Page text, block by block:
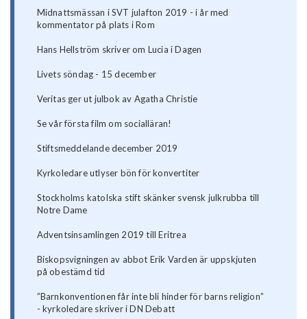
Midnattsmässan i SVT julafton 2019 - i år med
kommentator på plats i Rom
Hans Hellström skriver om Lucia i Dagen
Livets söndag - 15 december
Veritas ger ut julbok av Agatha Christie
Se vår första film om socialläran!
Stiftsmeddelande december 2019
Kyrkoledare utlyser bön för konvertiter
Stockholms katolska stift skänker svensk julkrubba till
Notre Dame
Adventsinsamlingen 2019 till Eritrea
Biskopsvigningen av abbot Erik Varden är uppskjuten
på obestämd tid
”Barnkonventionen får inte bli hinder för barns religion”
- kyrkoledare skriver i DN Debatt